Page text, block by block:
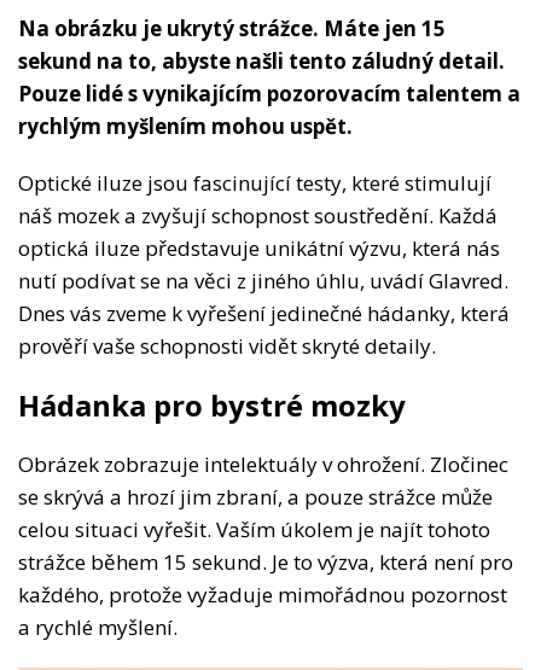
Na obrázku je ukrytý strážce. Máte jen 15
sekund na to, abyste našli tento záludný detail.
Pouze lidé s vynikajícím pozorovacím talentem a
rychlým myšlením mohou uspět.
Optické iluze jsou fascinující testy, které stimulují
náš mozek a zvyšují schopnost soustředění. Každá
optická iluze představuje unikátní výzvu, která nás
nutí podívat se na věci z jiného úhlu, uvádí Glavred.
Dnes vás zveme k vyřešení jedinečné hádanky, která
prověří vaše schopnosti vidět skryté detaily.
Hádanka pro bystré mozky
Obrázek zobrazuje intelektuály v ohrožení. Zločinec
se skrývá a hrozí jim zbraní, a pouze strážce může
celou situaci vyřešit. Vaším úkolem je najít tohoto
strážce během 15 sekund. Je to výzva, která není pro
každého, protože vyžaduje mimořádnou pozornost
a rychlé myšlení.